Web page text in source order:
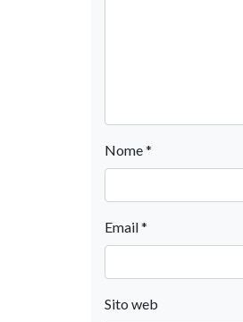
Nome*
Email*
Sito web